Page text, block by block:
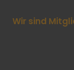
Wir sind